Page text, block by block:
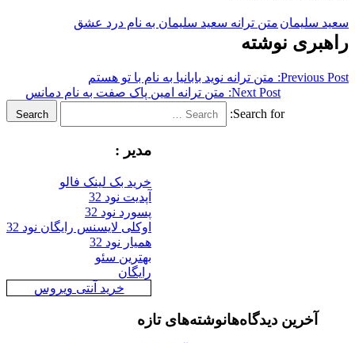
سلیمانمتن ترانه سعید سلیمان به نام درد عشق
نوشته
متن ترانه نوید بابانیا به نام با تو هستم
Next Post: متن ترانه امین پاک صفت به نام دمانس
Search for:
Search
مدیر :
خرید بک لینک فالو
آپدیت نود 32
پسورد نود 32
اوکلی لایسنس رایگان نود 32
همیار نود 32
بهترین سئو
رایگان
خرید آنتی ویروس
نوشته‌های تازهآخرین دیدگاه‌ها